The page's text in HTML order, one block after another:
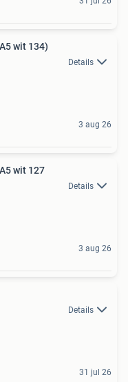
wit 134)
Details
3 aug 26
wit 127
Details
3 aug 26
Details
31 jul 26